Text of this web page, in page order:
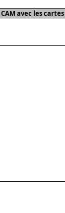
avec les cartes